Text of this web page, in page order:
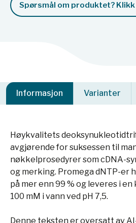
Spørsmål om produktet? Klikk
Informasjon Varianter
Høykvalitets
avgjørende for suksessen til
nøkkelprosedyrer som cDNA-
og merking. Promega dNTP-er
på mer enn 99 % og leveres i
100 mM i vann ved pH 7,5.
Denne teksten er oversatt av